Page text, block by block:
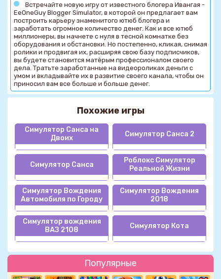
Популярные
Встречайте новую игру от известного блогера Ивангая -
EeOneGuy Blogger Simulator, в которой он предлагает вам
построить карьеру знаменитого ютюб блогера и
заработать огромное количество денег. Как и все ютюб
миллионеры, вы начнете с нуля в тесной комнатке без
оборудования и обстановки. Но постепенно, кликая, снимая
ролики и продвигая их, расширяя свою базу подписчиков,
вы будете становится матёрым профессионалом своего
дела. Тратьте заработанные на видеороликах деньги с
умом и вкладывайте их в развитие своего канала, чтобы он
приносил вам все больше и больше денег.
Похожие игры
Симулятор Санса на
Двоих
Симулятор Санса 2
Симулятор Санса
Роблокс Симулятор
Реальной Жизни
Симулятор Вождения
Автомобиля по Городу
Симулятор Вождения
2018
Симулятор вождения
ВАЗ 2108
Симулятор Кота